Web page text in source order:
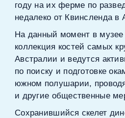
году на их ферме по
недалеко от Квинсленда в
На данный момент в
коллекция костей самых
Австралии и ведутся
по поиску и подготовке
южном полушарии,
и другие общественные
Сохранившийся скелет